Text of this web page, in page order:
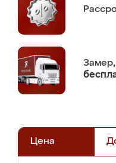
Замер,
Цена